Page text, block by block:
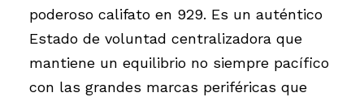
poderoso califato en 929. Es un auténtico
Estado de voluntad centralizadora que
mantiene un equilibrio no siempre pacífico
con las grandes marcas periféricas que